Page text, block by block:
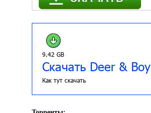
9.42 GB
Скачать Deer & Boy
Как тут скачать